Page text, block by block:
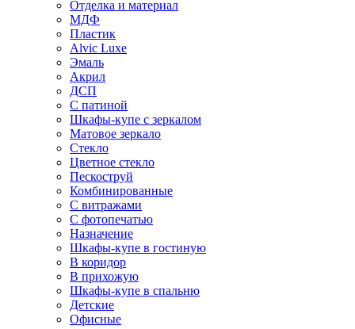
Отделка и материал
МДФ
Пластик
Alvic Luxe
Эмаль
Акрил
ДСП
С патиной
Шкафы-купе с зеркалом
Матовое зеркало
Стекло
Цветное стекло
Пескоструй
Комбинированные
С витражами
С фотопечатью
Назначение
Шкафы-купе в гостиную
В коридор
В прихожую
Шкафы-купе в спальню
Детские
Офисные